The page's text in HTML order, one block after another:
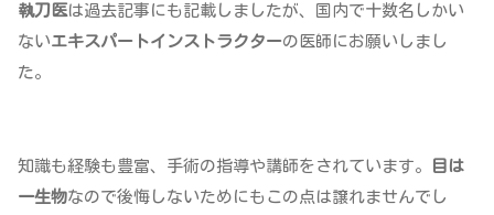
執刀医は過去記事にも記載しましたが、国内で十数名しかい
ないエキスパートインストラクターの医師にお願いしまし
た。
知識も経験も豊富、手術の指導や講師をされています。
目は
一生物なので後悔しないためにもこの点は譲れませんでし